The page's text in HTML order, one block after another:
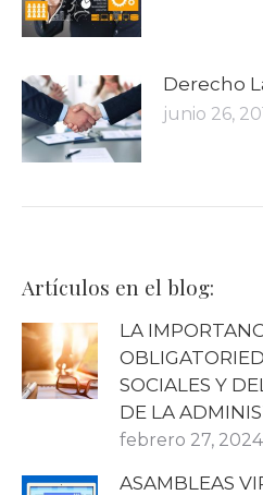
Derecho
junio 26,
Artículos en el blog:
LA
SOCIALES Y
DE LA
febrero 27, 2024
ASAMBLEAS